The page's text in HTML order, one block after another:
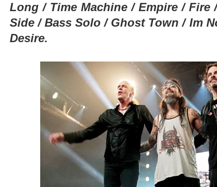
Long / Time Machine / Empire / Fire
Side / Bass Solo / Ghost Town / Im
Desire.